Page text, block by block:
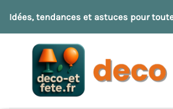
au
Idées, tendances et astuces pour